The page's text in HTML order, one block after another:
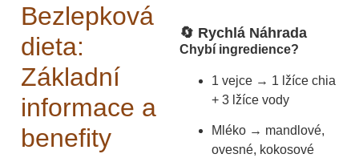
Bezlepková
dieta:
Základní
informace a
benefity
🔄 Rychlá Náhrada
Chybí ingredience?
1 vejce → 1 lžíce chia
+ 3 lžíce vody
Mléko → mandlové,
ovesné, kokosové